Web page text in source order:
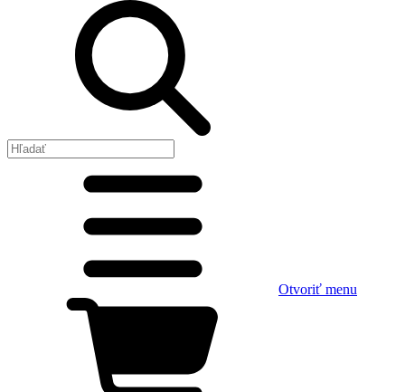
Otvoriť menu